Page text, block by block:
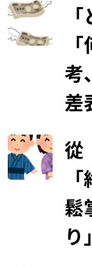
考
差
從
鬆
り」